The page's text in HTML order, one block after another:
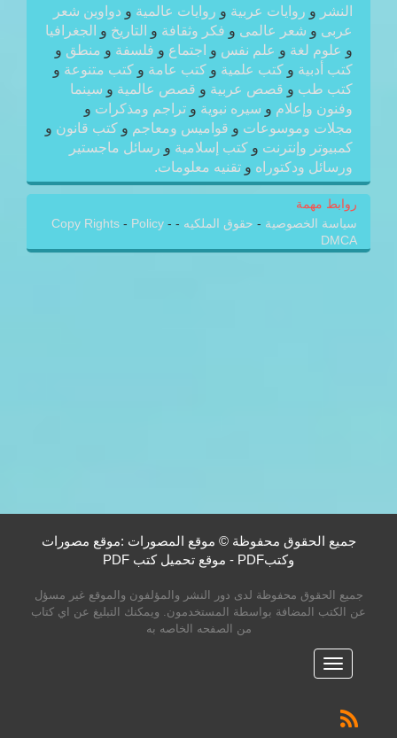
النشر و روايات عربية و روايات عالمية و دواوين شعر
عربى و شعر عالمى و فكر وثقافة و التاريخ و الجغرافيا
و علوم لغة و علم نفس و اجتماع و فلسفة و منطق و
كتب أدبية و كتب علمية و كتب عامة و كتب متنوعة و
كتب طب و قصص عربية و قصص عالمية و سينما
وفنون وإعلام و سيره نبوية و تراجم ومذكرات و
مجلات وموسوعات و قواميس ومعاجم و كتب قانون و
كمبيوتر وإنترنت و كتب إسلامية و رسائل ماجستير
ورسائل ودكتوراه و تقنيه معلومات.
روابط مهمة
سياسة الخصوصية - حقوق الملكيه -
Copy Rights - Policy -
DMCA
جميع الحقوق محفوظة © موقع المصورات :موقع مصورات
وكتبPDF - موقع تحميل كتب PDF
جميع الحقوق محفوظة لدى دور النشر والمؤلفون والموقع غير مسؤل
عن الكتب المضافة بواسطة المستخدمون. ويمكنك التبليغ عن اي كتاب
من الصفحه الخاصه به
القائمه